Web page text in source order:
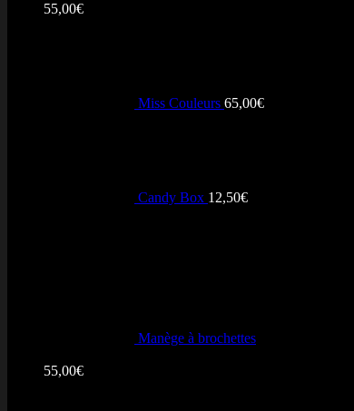
55,00€
Miss Couleurs 65,00€
Candy Box 12,50€
Manège à brochettes
55,00€